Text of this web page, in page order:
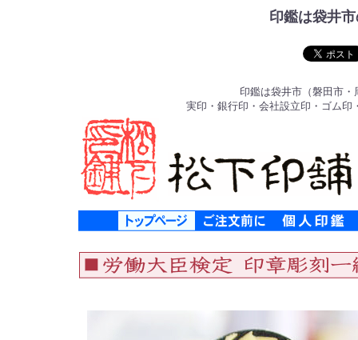
印鑑は袋井
印鑑は袋井市（磐田市
実印・銀行印・会社設立印・ゴム